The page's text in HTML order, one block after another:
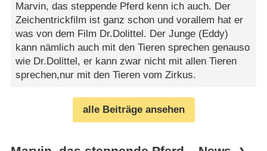
Marvin, das steppende Pferd kenn ich auch. Der
Zeichentrickfilm ist ganz schon und vorallem hat er
was von dem Film Dr.Dolittel. Der Junge (Eddy)
kann nämlich auch mit den Tieren sprechen genauso
wie Dr.Dolittel, er kann zwar nicht mit allen Tieren
sprechen,nur mit den Tieren vom Zirkus.
alle Beiträge ansehen